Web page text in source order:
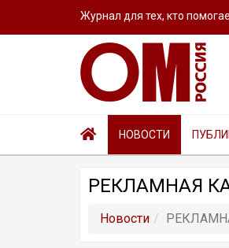
Журнал для тех, кто
НОВОСТИ
РЕКЛАМНАЯ
Новости